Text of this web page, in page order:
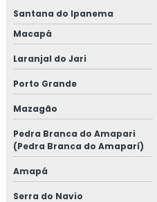
Santana do Ipanema
Macapá
Laranjal do Jari
Porto Grande
Mazagão
Pedra Branca do Amapari
(Pedra Branca do Amaparí)
Amapá
Serra do Navio